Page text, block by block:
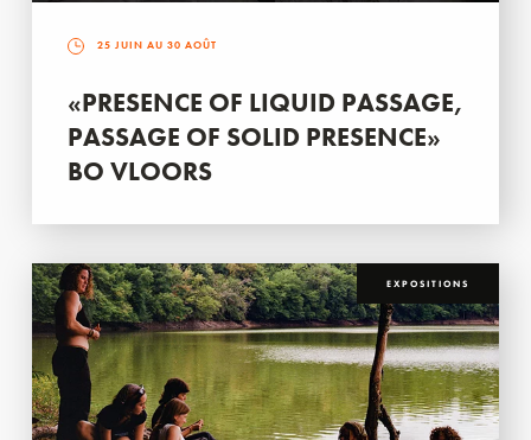
25 JUIN AU 30 AOÛT
«PRESENCE OF LIQUID PASSAGE,
PASSAGE OF SOLID PRESENCE»
BO VLOORS
EXPOSITIONS